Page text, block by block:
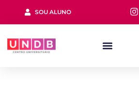
SOU ALUNO